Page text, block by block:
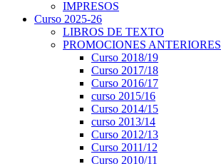
IMPRESOS
Curso 2025-26
LIBROS DE TEXTO
PROMOCIONES ANTERIORES
Curso 2018/19
Curso 2017/18
Curso 2016/17
curso 2015/16
Curso 2014/15
curso 2013/14
Curso 2012/13
Curso 2011/12
Curso 2010/11